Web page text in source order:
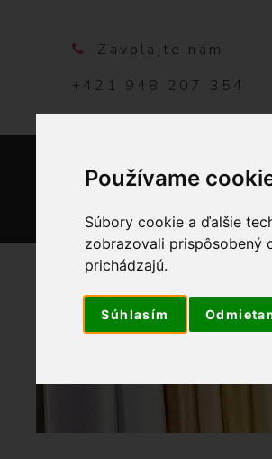
Používame
Súbory cookie a ďalšie
zobrazovali prispôsobený
prichádzajú.
Súhlasím
Zavolajte nám
+421 948 207 354